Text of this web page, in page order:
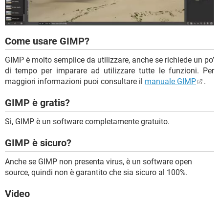
Come usare GIMP?
GIMP è molto semplice da utilizzare, anche se richiede un po’
di tempo per imparare ad utilizzare tutte le funzioni. Per
maggiori informazioni puoi consultare il manuale GIMP .
GIMP è gratis?
Sì, GIMP è un software completamente gratuito.
GIMP è sicuro?
Anche se GIMP non presenta virus, è un software open
source, quindi non è garantito che sia sicuro al 100%.
Video